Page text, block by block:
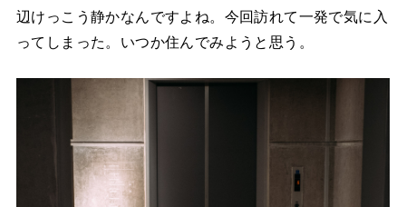
辺けっこう静かなんですよね。今回訪れて一発で気に入
ってしまった。いつか住んでみようと思う。